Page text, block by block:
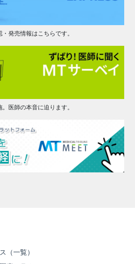
発売情報はこちらです。
医師の本音に迫ります。
（一覧）